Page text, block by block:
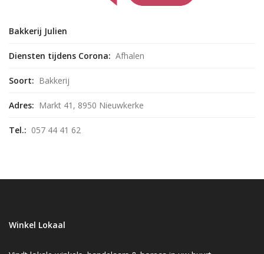
Bakkerij Julien
Diensten tijdens Corona: Afhalen
Soort: Bakkerij
Adres: Markt 41, 8950 Nieuwkerke
Tel.: 057 44 41 62
Winkel Lokaal